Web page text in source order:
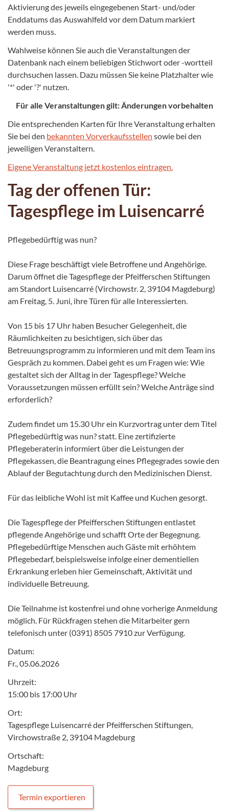
Aktivierung des jeweils eingegebenen Start- und/oder
Enddatums das Auswahlfeld vor dem Datum markiert
werden muss.
Wahlweise können Sie auch die Veranstaltungen der
Datenbank nach einem beliebigen Stichwort oder -wortteil
durchsuchen lassen. Dazu müssen Sie keine Platzhalter wie
'*' oder '?' nutzen.
Für alle Veranstaltungen gilt: Änderungen vorbehalten
Die entsprechenden Karten für Ihre Veranstaltung erhalten
Sie bei den bekannten Vorverkaufsstellen sowie bei den
jeweiligen Veranstaltern.
Eigene Veranstaltung jetzt kostenlos eintragen.
Tag der offenen Tür:
Tagespflege im Luisencarré
Pflegebedürftig was nun?
Diese Frage beschäftigt viele Betroffene und Angehörige.
Darum öffnet die Tagespflege der Pfeifferschen Stiftungen
am Standort Luisencarré (Virchowstr. 2, 39104 Magdeburg)
am Freitag, 5. Juni, ihre Türen für alle Interessierten.
Von 15 bis 17 Uhr haben Besucher Gelegenheit, die
Räumlichkeiten zu besichtigen, sich über das
Betreuungsprogramm zu informieren und mit dem Team ins
Gespräch zu kommen. Dabei geht es um Fragen wie: Wie
gestaltet sich der Alltag in der Tagespflege? Welche
Voraussetzungen müssen erfüllt sein? Welche Anträge sind
erforderlich?
Zudem findet um 15.30 Uhr ein Kurzvortrag unter dem Titel
Pflegebedürftig was nun? statt. Eine zertifizierte
Pflegeberaterin informiert über die Leistungen der
Pflegekassen, die Beantragung eines Pflegegrades sowie den
Ablauf der Begutachtung durch den Medizinischen Dienst.
Für das leibliche Wohl ist mit Kaffee und Kuchen gesorgt.
Die Tagespflege der Pfeifferschen Stiftungen entlastet
pflegende Angehörige und schafft Orte der Begegnung.
Pflegebedürftige Menschen auch Gäste mit erhöhtem
Pflegebedarf, beispielsweise infolge einer dementiellen
Erkrankung erleben hier Gemeinschaft, Aktivität und
individuelle Betreuung.
Die Teilnahme ist kostenfrei und ohne vorherige Anmeldung
möglich. Für Rückfragen stehen die Mitarbeiter gern
telefonisch unter (0391) 8505 7910 zur Verfügung.
Datum:
Fr., 05.06.2026
Uhrzeit:
15:00 bis 17:00 Uhr
Ort:
Tagespflege Luisencarré der Pfeifferschen Stiftungen,
Virchowstraße 2, 39104 Magdeburg
Ortschaft:
Magdeburg
Termin exportieren